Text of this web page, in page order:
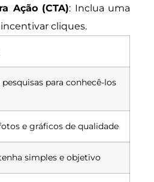
Ação (CTA): Inclua uma
incentivar cliques.
pesquisas para conhecê-los
e gráficos de qualidade
simples e objetivo